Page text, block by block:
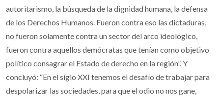
autoritarismo, la búsqueda de la dignidad humana, la defensa
de los Derechos Humanos. Fueron contra eso las dictaduras,
no fueron solamente contra un sector del arco ideológico,
fueron contra aquellos demócratas que tenían como objetivo
político consagrar el Estado de derecho en la región”. Y
concluyó: “En el siglo XXI tenemos el desafío de trabajar para
despolarizar las sociedades, para que el odio no nos gane,